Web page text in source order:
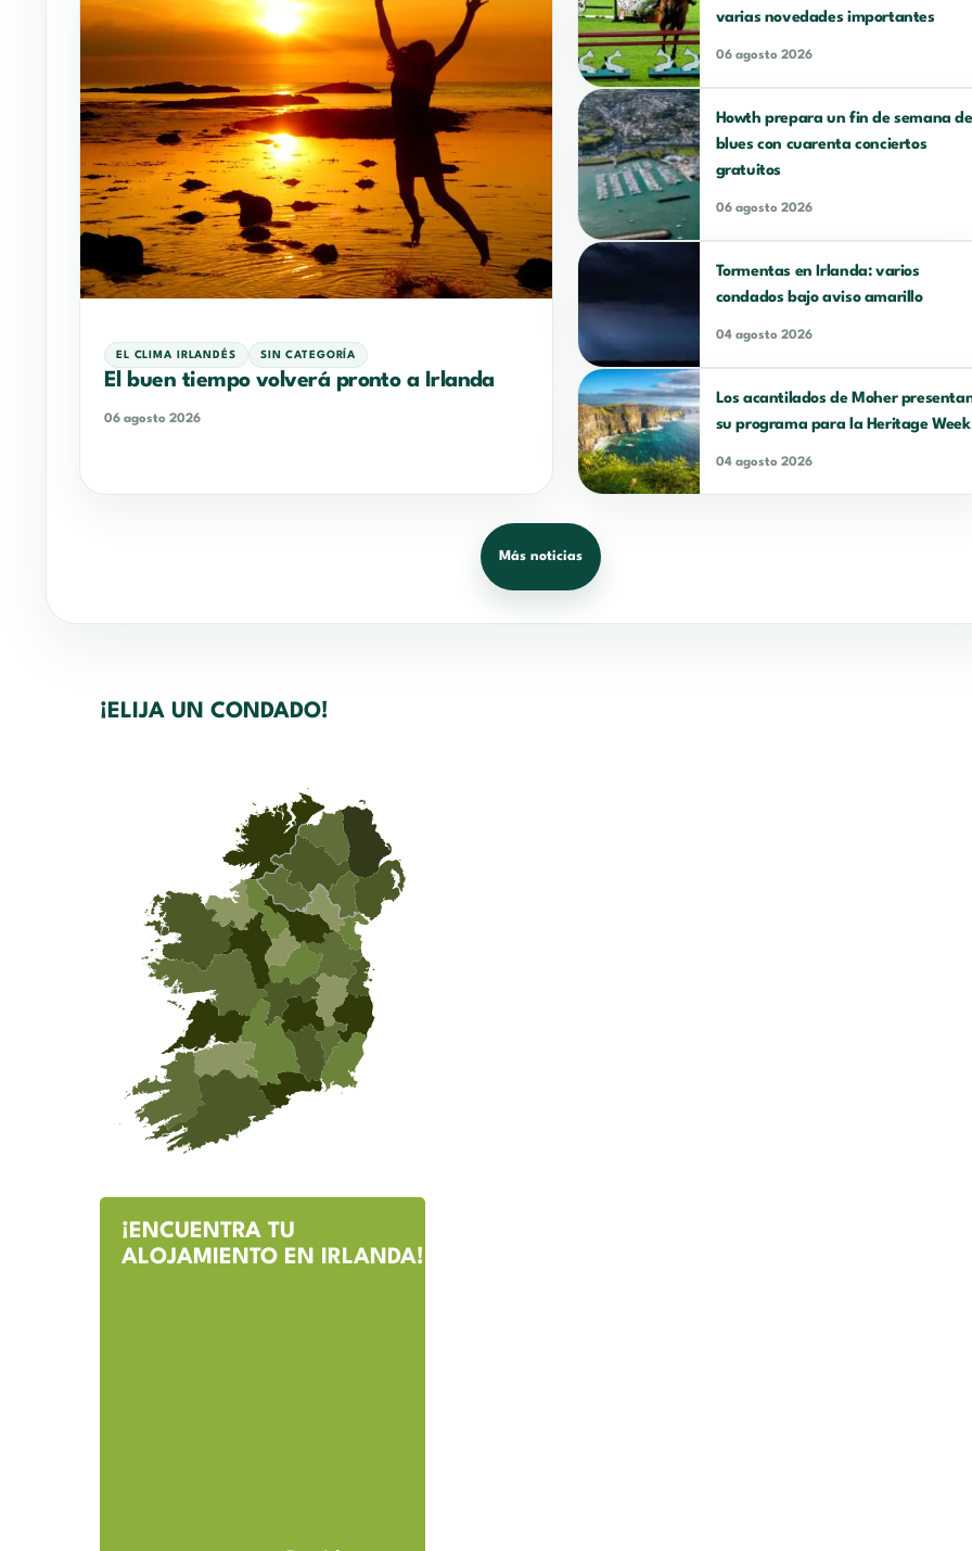
EL CLIMA IRLANDÉS SIN CATEGORÍA
El buen tiempo volverá pronto a Irlanda
06 agosto 2026
varias novedades importantes
06 agosto 2026
Howth prepara un fin de semana de
blues con cuarenta conciertos
gratuitos
06 agosto 2026
Tormentas en Irlanda: varios
condados bajo aviso amarillo
04 agosto 2026
Los acantilados de Moher
su programa para la Heritage Week
04 agosto 2026
Más noticias
¡ELIJA UN CONDADO!
¡ENCUENTRA TU
ALOJAMIENTO EN IRLANDA!